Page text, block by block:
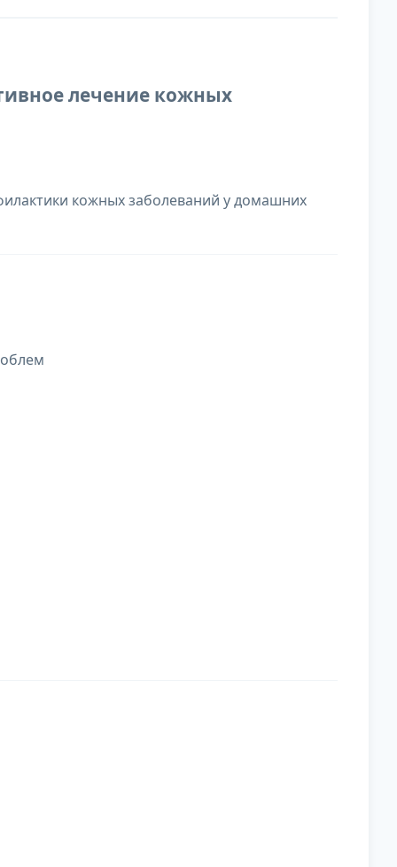
лечение кожных
кожных заболеваний у домашних